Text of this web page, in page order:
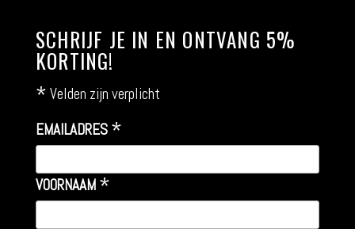
SCHRIJF JE IN EN ONTVANG 5%
KORTING!
* Velden zijn verplicht
EMAILADRES *
VOORNAAM *